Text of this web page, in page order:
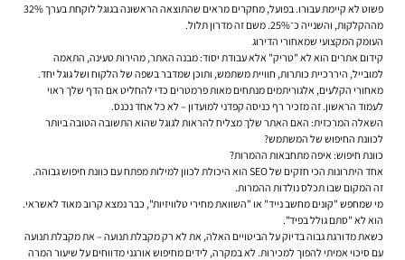
פשוט לא קיימת עבורו. בפועל, מחקרים מראים שהתוצאה הראשונה בגוגל לוקחת בערך 32%
מההקלקות, והשנייה כ־25%. משם זה מדרון תלול.
העומק המקצועי שמאחורי הדירוג
קידום אתרים הוא לא "טריק" אלא עבודת יסוד: מבנה האתר, מהירות טעינה, התאמה
למובייל, היררכיית כותרות, חוויית משתמש, ותוכן שמדבר בשפה של הלקוח ושל גוגל יחד.
מאחורי הקלעים, אלגוריתמים מנתחים מאות פרמטרים כדי להחליט אם הדף שלך ראוי
לעמוד הראשון. זה מזכיר רף כניסה קפדני למועדון – לא כל אחד נכנס.
השאלה המרכזית: האם האתר שלך מצליח להראות לגוגל שהוא התשובה הטובה ביותר
לכוונת החיפוש של המשתמש?
כוונת חיפוש: איפה מתחבאות ההמרות?
אחד היתרונות הכי חזקים של SEO הוא היכולת לכוון למילות מפתח עם
כוונת חיפוש גבוהה.
זה המקום שבו תכלס נולדות ההמרות.
מי שמחפש "קונים מחשב נייד" או "השוואת מחירי טלוויזיות", כבר נמצא קרוב מאוד לאשראי.
הוא לא "סתם גולל בפיד".
כשאת מדורגת גבוה בדיוק על הביטויים האלה, את לא רק מקבלת תנועה – את מקבלת תנועה
עם סיכוי אמיתי להפוך למכירות. לא במקרה, לידים מחיפוש אורגני מדווחים על שיעור המרה